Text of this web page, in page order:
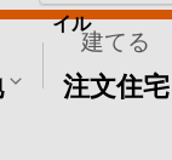
建てる
注文住宅
イル